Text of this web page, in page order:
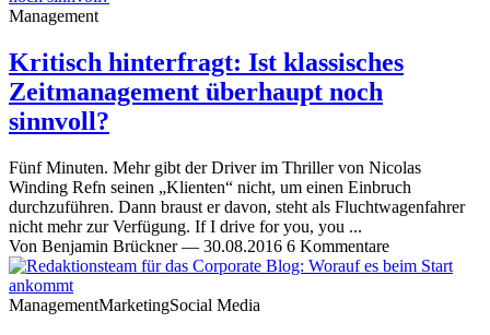
Management
Kritisch hinterfragt: Ist klassisches
Zeitmanagement überhaupt noch
sinnvoll?
Fünf Minuten. Mehr gibt der Driver im Thriller von Nicolas
Winding Refn seinen „Klienten“ nicht, um einen Einbruch
durchzuführen. Dann braust er davon, steht als Fluchtwagenfahrer
nicht mehr zur Verfügung. If I drive for you, you ...
Von Benjamin Brückner— 30.08.2016 6 Kommentare
ManagementMarketingSocial Media